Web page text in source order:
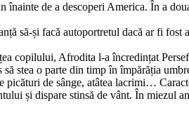
de a descoperi America. În a
să-și facă autoportretul dacă ar fi fost
copilului, Afrodita l-a încredințat
stea o parte din timp în împărăția
picături de sânge, atâtea lacrimi…
și dispare stinsă de vânt. În miezul